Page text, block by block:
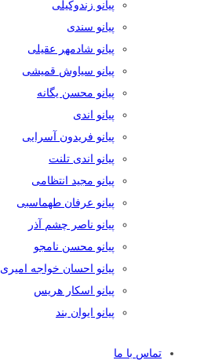
پیانو زندوکیلی
پیانو سندی
پیانو شادمهر عقیلی
پیانو سیاوش قمیشی
پیانو محسن یگانه
پیانو اندی
پیانو فریدون آسرایی
پیانو اندی تلنت
پیانو مجید انتظامی
پیانو عرفان طهماسبی
پیانو ناصر چشم آذر
پیانو محسن نامجو
پیانو احسان خواجه امیری
پیانو اسکار هریس
پیانو ایوان بند
تماس با ما